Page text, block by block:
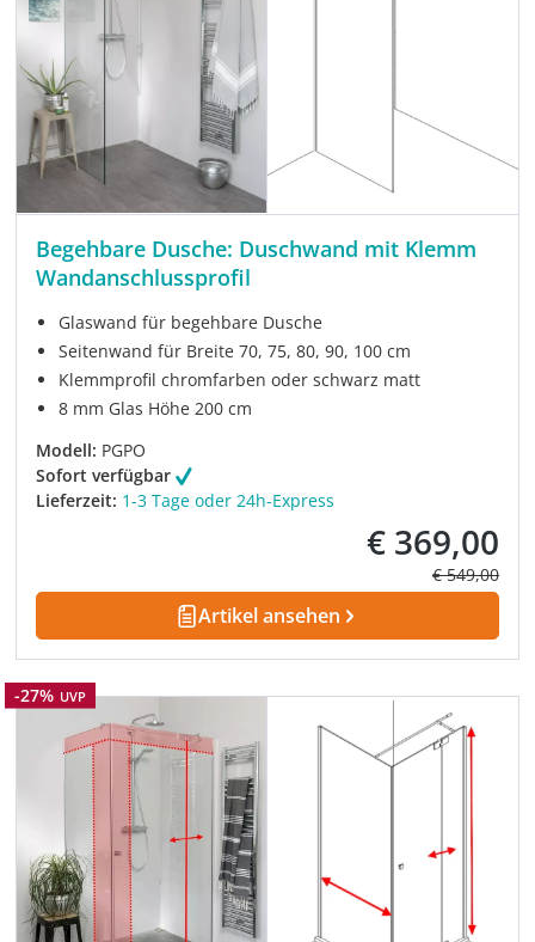
Begehbare Dusche: Duschwand mit Klemm
Wandanschlussprofil
Glaswand für begehbare Dusche
Seitenwand für Breite 70, 75, 80, 90, 100 cm
Klemmprofil chromfarben oder schwarz matt
8 mm Glas Höhe 200 cm
Modell: PGPO
Sofort verfügbar
Lieferzeit: 1-3 Tage oder 24h-Express
Verkaufspreis:
€ 369,00
Regulärer
€ 549,00
Artikel ansehen
Rabatt
-27% UVP